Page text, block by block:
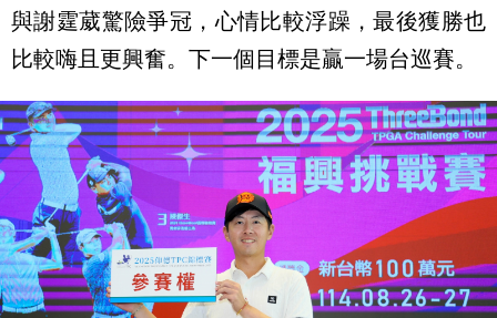
與謝霆葳驚險爭冠，心情比較浮躁，最後獲勝也
比較嗨且更興奮。下一個目標是贏一場台巡賽。